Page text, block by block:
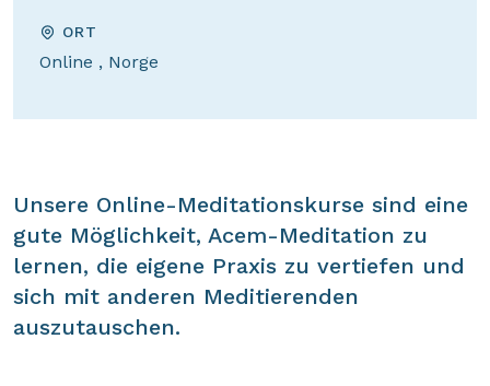
ORT
Online , Norge
Unsere Online-Meditationskurse sind eine
gute Möglichkeit, Acem-Meditation zu
lernen, die eigene Praxis zu vertiefen und
sich mit anderen Meditierenden
auszutauschen.